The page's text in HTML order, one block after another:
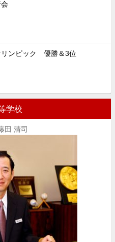
リンピック 優勝＆3位
学校
田 清司